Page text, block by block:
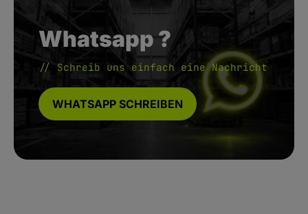
Whatsapp ?
// Schreib uns einfach eine Nachricht
WHATSAPP SCHREIBEN